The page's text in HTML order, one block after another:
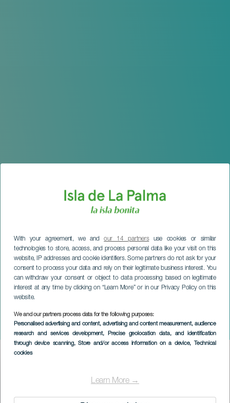
With your agreement, we andour 14 partnersuse cookies or similar
technologies to store, access, and process personal data like your visit on this
website, IP addresses and cookie identifiers. Some partners do not ask for your
consent to process your data and rely on their legitimate business interest. You
can withdraw your consent or object to data processing based on legitimate
interest at any time by clicking on “Learn More” or in our Privacy Policy on this
website.
We and our partners process data for the following purposes:
Personalised advertising and content, advertising and content measurement, audience
research and services development, Precise geolocation data, and identification
through device scanning, Store and/or access information on a device, Technical
cookies
Learn More →
Dúo Cassadó - Festival
Paralelo. La Palma
LA PALMA
Imagen